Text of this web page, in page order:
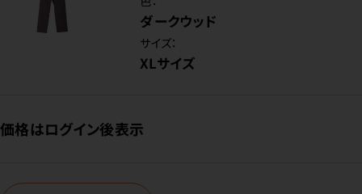
ダークウッド
サイズ：
XLサイズ
価格はログイン後表示